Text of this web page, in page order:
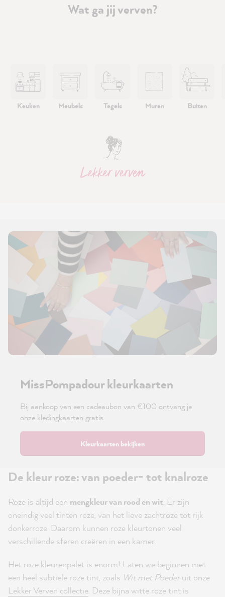
Wat ga jij verven?
Lekker verven
Keuken Meubels Tegels Muren Buiten
MissPompadour kleurkaarten
Bij aankoop van een cadeaubon van €100 ontvang je
onze kledingkaarten gratis.
Kleurkaarten bekijken
De kleur roze: van poeder- tot knalroze
Roze is altijd een mengkleur van rood en wit. Er zijn
oneindig veel tinten roze, van het lieve zachtroze tot rijk
donkerroze. Daarom kunnen roze kleurtonen veel
verschillende sferen creëren in een kamer.
Het roze kleurenpalet is enorm! Laten we beginnen met
een heel subtiele roze tint, zoals Wit met Poederuit onze
Lekker Verven collectie. Deze bijna witte roze tint is